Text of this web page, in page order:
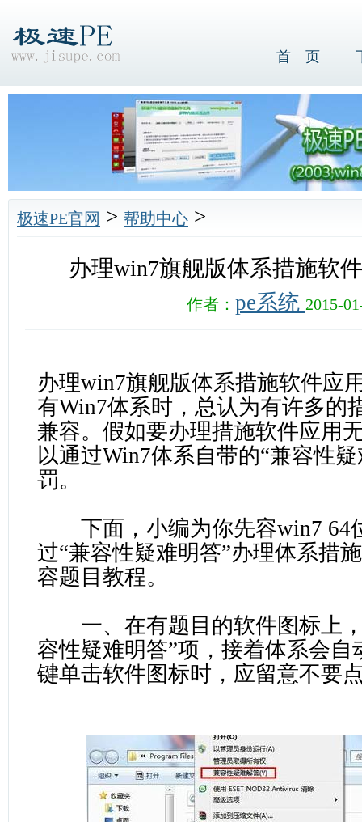
首 页
极速PE官网 > 帮助中心 >
办理win7旗舰版体系措施软
作者： pe系统 2015-
办理win7旗舰版体系措施软件应
有Win7体系时，总认为有许多的
兼容。假如要办理措施软件应用
以通过Win7体系自带的“兼容性
罚。
下面，小编为你先容win7 64
过“兼容性疑难明答”办理体系措
容题目教程。
一、在有题目的软件图标上，
容性疑难明答”项，接着体系会自
键单击软件图标时，应留意不要